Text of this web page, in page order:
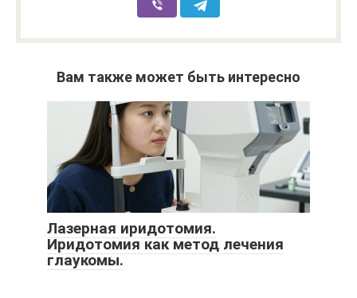
Вам также может быть интересно
Лазерная иридотомия.
Иридотомия как метод лечения
глаукомы.